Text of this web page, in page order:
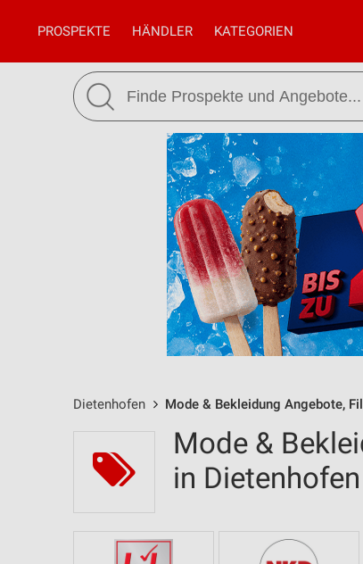
PROSPEKTE HÄNDLER KATEGORIEN
Dietenhofen Mode & Bekleidung Angebote,
Mode &
in